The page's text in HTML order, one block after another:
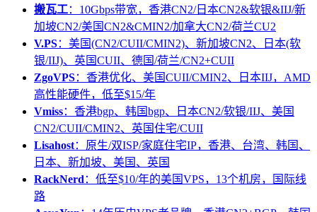
搬瓦工：10Gbps带宽，香港CN2/日本CN2&软银&IIJ/新
加坡CN2/美国CN2&CMIN2/加拿大CN2/荷兰CU2
V.PS：美国(CN2/CUII/CMIN2)、新加坡CN2、日本(软
银/IIJ)、英国CUII、德国/荷兰/CN2+CUII
ZgoVPS：香港优化、美国CUII/CMIN2、日本IIJ，AMD
高性能硬件，低至$15/年
Vmiss：香港bgp、韩国bgp、日本CN2/软银/IIJ、美国
CN2/CUII/CMIN2、英国住宅/CUII
Lisahost：原生/双ISP/家庭住宅IP，香港、台湾、韩国、
日本、新加坡、美国、英国
RackNerd ：低至$10/年的美国VPS，13个机房，国际线
路